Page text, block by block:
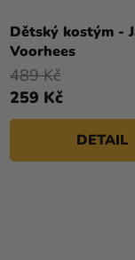
Dětský kostým -
Voorhees
259 Kč
489 Kč
DETAIL